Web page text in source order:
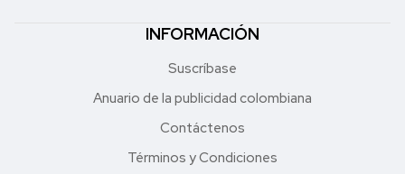
INFORMACIÓN
Suscríbase
Anuario de la publicidad colombiana
Contáctenos
Términos y Condiciones